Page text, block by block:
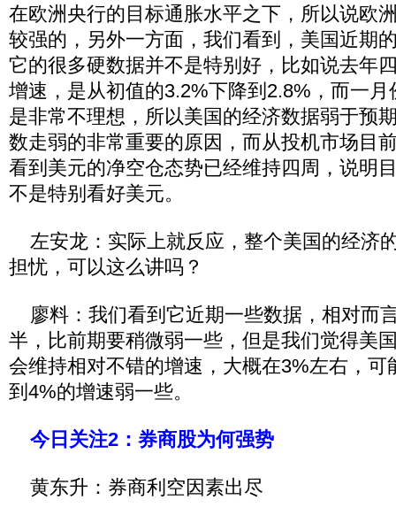
在欧洲央行的目标通胀水平之下，所以说欧
较强的，另外一方面，我们看到，美国近期
它的很多硬数据并不是特别好，比如说去年
增速，是从初值的3.2%下降到2.8%，而一
是非常不理想，所以美国的经济数据弱于预
数走弱的非常重要的原因，而从投机市场目
看到美元的净空仓态势已经维持四周，说明
不是特别看好美元。
左安龙：实际上就反应，整个美国的经济
担忧，可以这么讲吗？
廖料：我们看到它近期一些数据，相对而
半，比前期要稍微弱一些，但是我们觉得美
会维持相对不错的增速，大概在3%左右，可
到4%的增速弱一些。
今日关注2：券商股为何强势
黄东升：券商利空因素出尽